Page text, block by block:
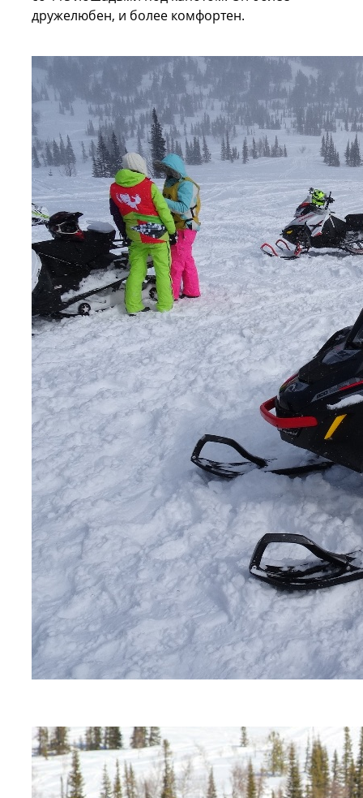
дружелюбен, и более комфортен.